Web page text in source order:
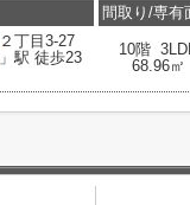
２丁目3-27
」駅 徒歩23
間取り/専有
10階
68.96㎡